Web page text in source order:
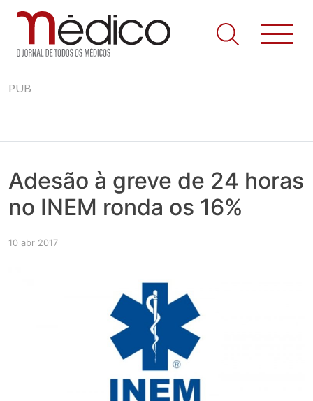
to
Jornal Médico
Médico – O Jornal de Todos os Médicos. Onde as notícias
realmente contam! Tudo o que se passa na Saúde!
PUB
Adesão à greve de 24 horas
no INEM ronda os 16%
10 abr 2017